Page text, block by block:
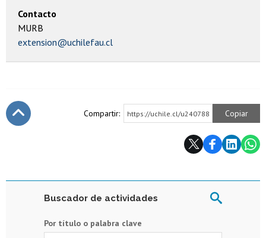
Contacto
MURB
extension@uchilefau.cl
Compartir: https://uchile.cl/u240788 Copiar
Buscador de actividades
Por título o palabra clave